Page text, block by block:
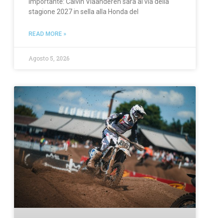
importante: Calvin Vlaanderen sarà al via della
stagione 2027 in sella alla Honda del
READ MORE »
Agosto 5, 2026